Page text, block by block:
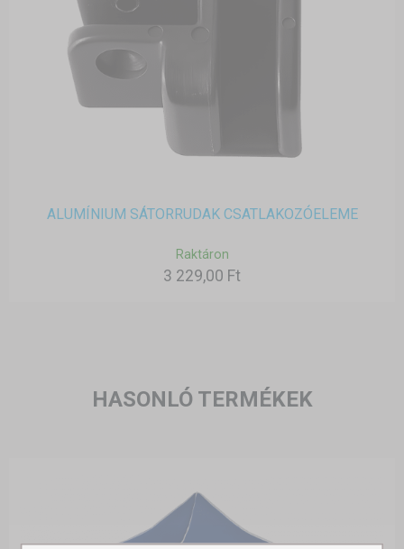
ALUMÍNIUM SÁTORRUDAK CSATLAKOZÓELEME
Raktáron
3 229,00 Ft
HASONLÓ TERMÉKEK